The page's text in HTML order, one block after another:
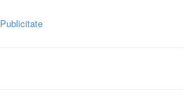
Publicitate